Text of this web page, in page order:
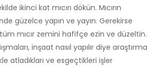
ikinci kat mıcırı dökün. Mıcırın
güzelce yapın ve yayın. Gerekirse
mıcır zemini hafifçe ezin ve düzeltin.
inşaat nasıl yapılır diye araştırma
atladıkları ve esgeçtikleri işler